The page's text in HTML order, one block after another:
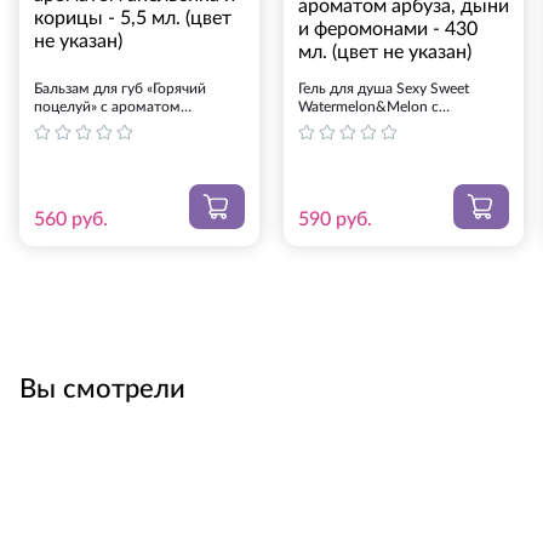
Оплата картой на сайте.
Оплата на Яндекс.Деньги. Оплатить можно
онлайн любой банковской картой. Иметь
Яндекс-кошелек при этом не обязательно.
Банковский перевод СБЕРБАНК (возможен
перевод СбербанкОнлайн). Менеджер
Бальзам для губ «Горячий
поцелуй» с ароматом
апельсина и корицы - 5,5 мл.
(цвет не указан)
560 руб.
Гель для душа Sexy Sweet
Watermelon&Melon с
ароматом арбуза, дыни и
феромонами - 430 мл. (цвет не
590 руб.
Вы смотрели